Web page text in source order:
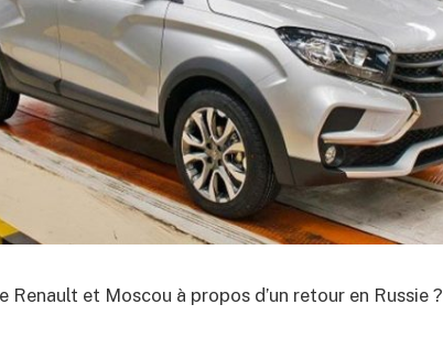
Renault et Moscou à propos d’un retour en Russie ?